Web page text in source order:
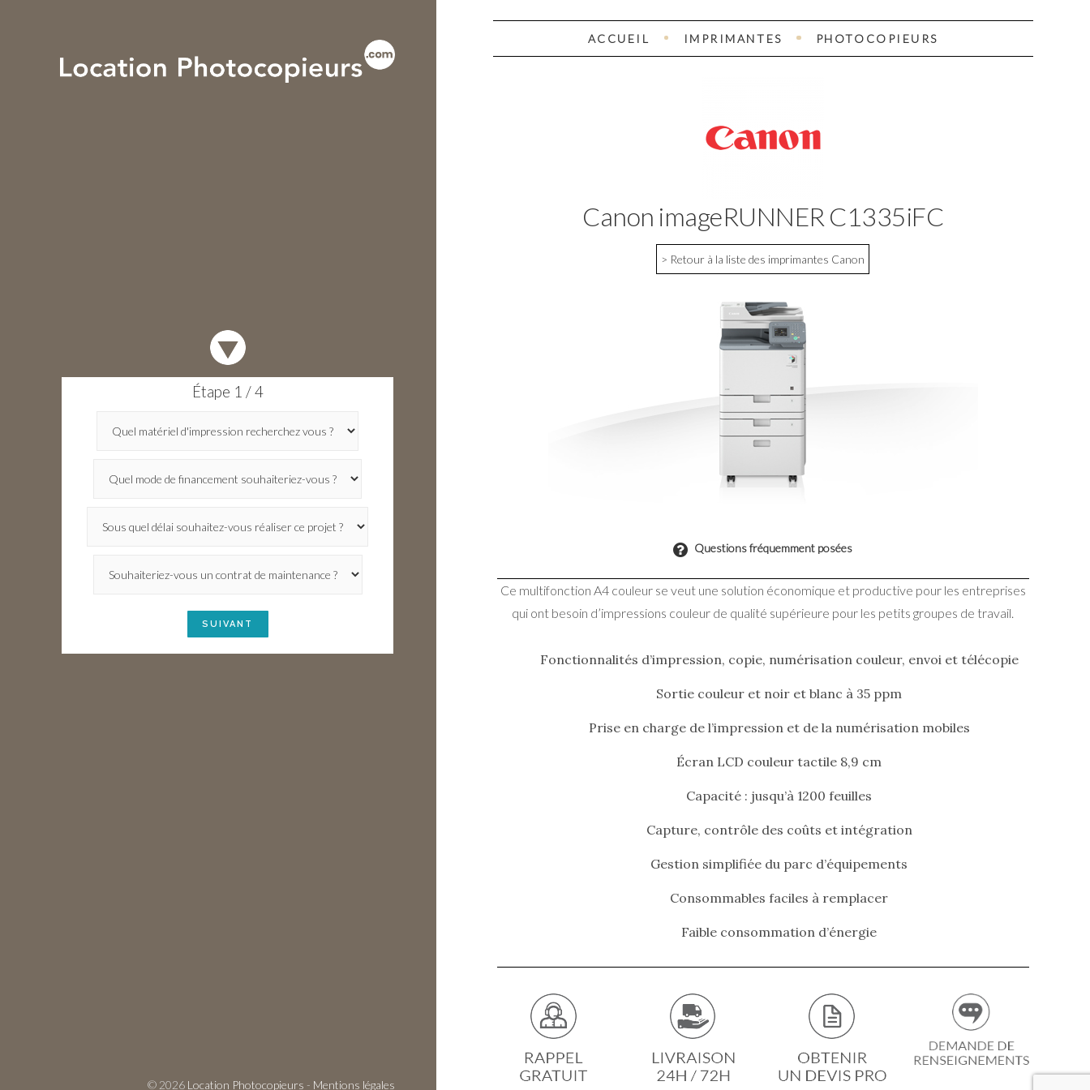
Étape 1 / 4
SUIVANT
© 2026 Location Photocopieurs - Mentions légales
ACCUEIL IMPRIMANTES PHOTOCOPIEURS
Canon imageRUNNER C1335iFC
> Retour à la liste des imprimantes Canon
Questions fréquemment posées
Ce multifonction A4 couleur se veut une solution économique et productive pour les entreprises
qui ont besoin d’impressions couleur de qualité supérieure pour les petits groupes de travail.
Fonctionnalités d’impression, copie, numérisation couleur, envoi et télécopie
Sortie couleur et noir et blanc à 35 ppm
Prise en charge de l’impression et de la numérisation mobiles
Écran LCD couleur tactile 8,9 cm
Capacité : jusqu’à 1200 feuilles
Capture, contrôle des coûts et intégration
Gestion simplifiée du parc d’équipements
Consommables faciles à remplacer
Faible consommation d’énergie